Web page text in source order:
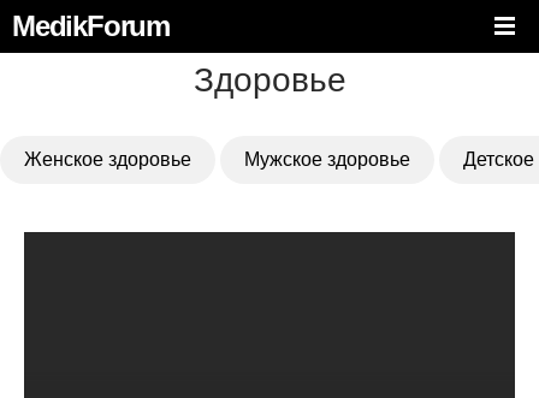
MedikForum
Здоровье
Женское здоровье Мужское здоровье